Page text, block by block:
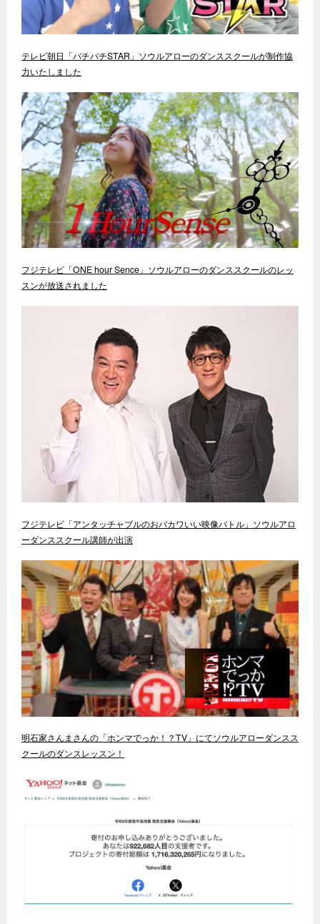
テレビ朝日「バチバチSTAR」ソウルアローのダンススクールが制作協
力いたしました
フジテレビ「ONE hour Sence」ソウルアローのダンススクールのレッ
スンが放送されました
フジテレビ「アンタッチャブルのおバカワいい映像バトル」ソウルアロ
ーダンススクール講師が出演
明石家さんまさんの「ホンマでっか！？TV」にてソウルアローダンスス
クールのダンスレッスン！